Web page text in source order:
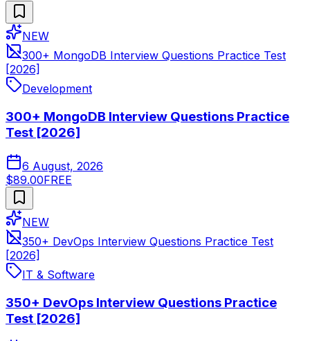
NEW
300+ MongoDB Interview Questions Practice Test
[2026]
Development
300+ MongoDB Interview Questions Practice
Test [2026]
6 August, 2026
$89.00FREE
NEW
350+ DevOps Interview Questions Practice Test
[2026]
IT & Software
350+ DevOps Interview Questions Practice
Test [2026]